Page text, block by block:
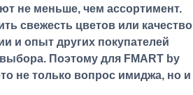
не меньше, чем ассортимент.
свежесть цветов или качество
и опыт других покупателей
Поэтому для FMART by
не только вопрос имиджа, но и